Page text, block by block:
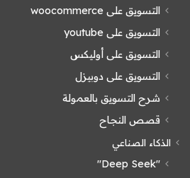
التسويق على woocommerce
التسويق على youtube
التسويق على أوليكس
التسويق على دوبيزل
شرح التسويق بالعمولة
قصص النجاح
الذكاء الصناعي
"Deep Seek"